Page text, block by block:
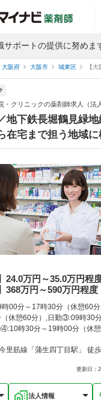
ポートの提供に努めま
大阪府 大阪市 城東区 【
・クリニックの薬剤師求人（法
地下鉄長堀鶴見緑
在宅まで担う地域
24.0万円～35.0万円
368万円～590万円程
00分～17時30分（休憩60
休憩60分）,日勤③:09時30
時30分～19時00分（休憩
里筋線「蒲生四丁目駅」 徒
更新日：
法人情報